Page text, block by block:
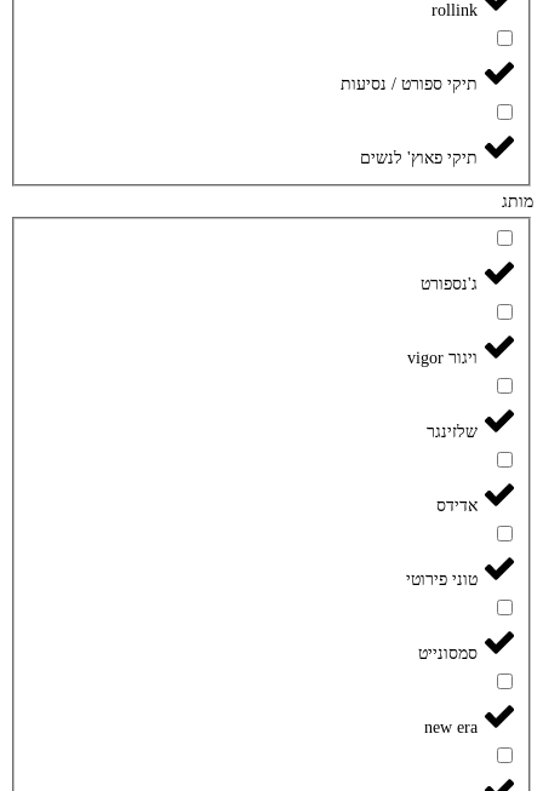
rollink
תיקי ספורט / נסיעות
תיקי פאוץ' לנשים
מותג
ג'נספורט
ויגור vigor
שלזינגר
אדידס
טוני פירוטי
סמסונייט
new era